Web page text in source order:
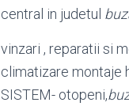
central in judetul
vinzari , reparatii si
climatizare montaje
SISTEM- otopeni,